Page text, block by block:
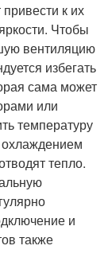
к их
Чтобы
вентиляцию
избегать
сама может
или
температуру
тепло.
и
также